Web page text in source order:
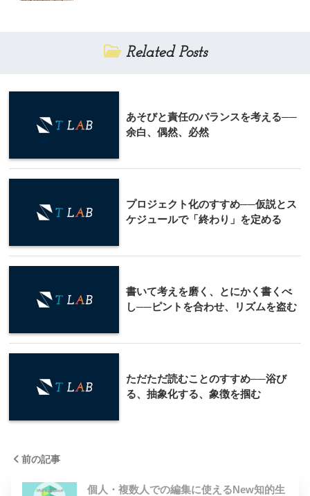
Related Posts
あそびと責任のバランスを考える──
余白、偶然、必然
プロジェクト化のすすめ──仮説とス
ケジュールで「終わり」を定める
書いて考えを磨く、とにかく書くべ
し──ピントを合わせ、リズムを盗む
ただただ読むことのすすめ──浴び
る、抽象化する、象徴を掴む
前の記事
個人・複数人での編集に使えるNew知的生